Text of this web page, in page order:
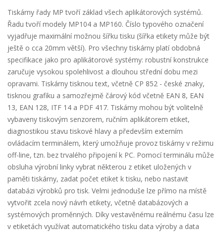
Tiskárny řady MP tvoří základ všech aplikátorových systémů.
Řadu tvoří modely MP104 a MP160. Číslo typového označení
vyjadřuje maximální možnou šířku tisku (šířka etikety může být
ještě o cca 20mm větší). Pro všechny tiskárny platí obdobná
specifikace jako pro aplikátorové systémy: robustní konstrukce
zaručuje vysokou spolehlivost a dlouhou střední dobu mezi
opravami. Tiskárny tisknou text, včetně CP 852 - české znaky,
tisknou grafiku a samozřejmě čárový kód včetně EAN 8, EAN
13, EAN 128, ITF 14 a PDF 417. Tiskárny mohou být volitelně
vybaveny tiskovým senzorem, ručním aplikátorem etiket,
diagnostikou stavu tiskové hlavy a především externím
ovládacím terminálem, který umožňuje provoz tiskárny v režimu
off-line, tzn. bez trvalého připojení k PC. Pomocí terminálu může
obsluha výrobní linky vybrat některou z etiket uložených v
paměti tiskárny, zadat počet etiket k tisku, nebo nastavit
databázi výrobků pro tisk. Velmi jednoduše lze přímo na místě
vytvořit zcela nový návrh etikety, včetně databázových a
systémových proměnných. Díky vestavěnému reálnému času lze
v etiketách využívat automatického tisku data výroby a data